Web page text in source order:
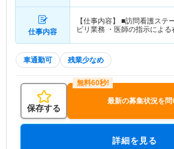
仕事内容
【仕事内容】 ■訪問看護ステ
ビリ業務 ・医師の指示による
車通勤可 残業少なめ
保存する
最新の募集状況を問
詳細を見る